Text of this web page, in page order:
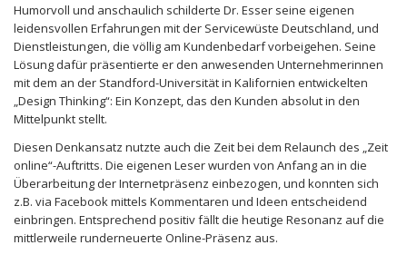
Humorvoll und anschaulich schilderte Dr. Esser seine eigenen
leidensvollen Erfahrungen mit der Servicewüste Deutschland, und
Dienstleistungen, die völlig am Kundenbedarf vorbeigehen. Seine
Lösung dafür präsentierte er den anwesenden Unternehmerinnen
mit dem an der Standford-Universität in Kalifornien entwickelten
„Design Thinking“: Ein Konzept, das den Kunden absolut in den
Mittelpunkt stellt.
Diesen Denkansatz nutzte auch die Zeit bei dem Relaunch des „Zeit
online“-Auftritts. Die eigenen Leser wurden von Anfang an in die
Überarbeitung der Internetpräsenz einbezogen, und konnten sich
z.B. via Facebook mittels Kommentaren und Ideen entscheidend
einbringen. Entsprechend positiv fällt die heutige Resonanz auf die
mittlerweile runderneuerte Online-Präsenz aus.